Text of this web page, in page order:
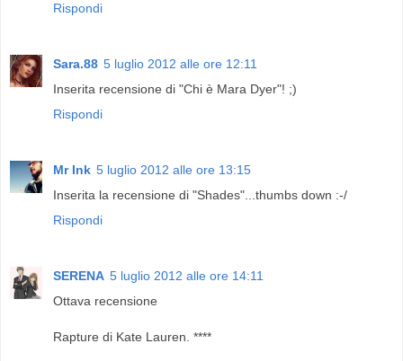
Rispondi
Sara.88 5 luglio 2012 alle ore 12:11
Inserita recensione di "Chi è Mara Dyer"! ;)
Rispondi
Mr Ink 5 luglio 2012 alle ore 13:15
Inserita la recensione di "Shades"...thumbs down :-/
Rispondi
SERENA 5 luglio 2012 alle ore 14:11
Ottava recensione
Rapture di Kate Lauren. ****